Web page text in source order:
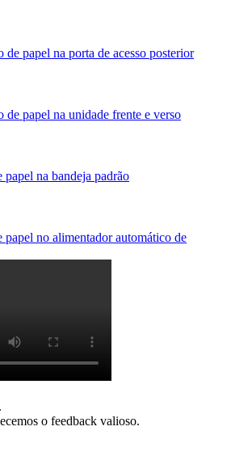
papel na porta de acesso posterior
papel na unidade frente e verso
na bandeja padrão
no alimentador automático de
o feedback valioso.